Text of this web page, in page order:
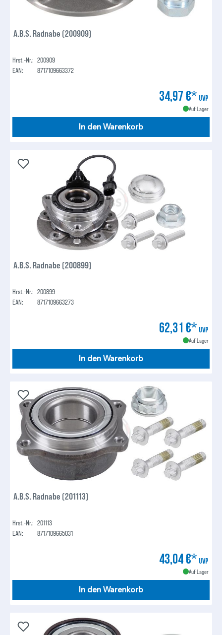
A.B.S. Radnabe (200909)
Hrst.-Nr.: 200909
EAN:
8717109663372
34,97 €* UVP
Auf Lager
In den Warenkorb
A.B.S. Radnabe (200899)
Hrst.-Nr.: 200899
EAN:
8717109663273
62,31 €* UVP
Auf Lager
In den Warenkorb
A.B.S. Radnabe (201113)
Hrst.-Nr.: 201113
EAN:
8717109665031
43,04 €* UVP
Auf Lager
In den Warenkorb